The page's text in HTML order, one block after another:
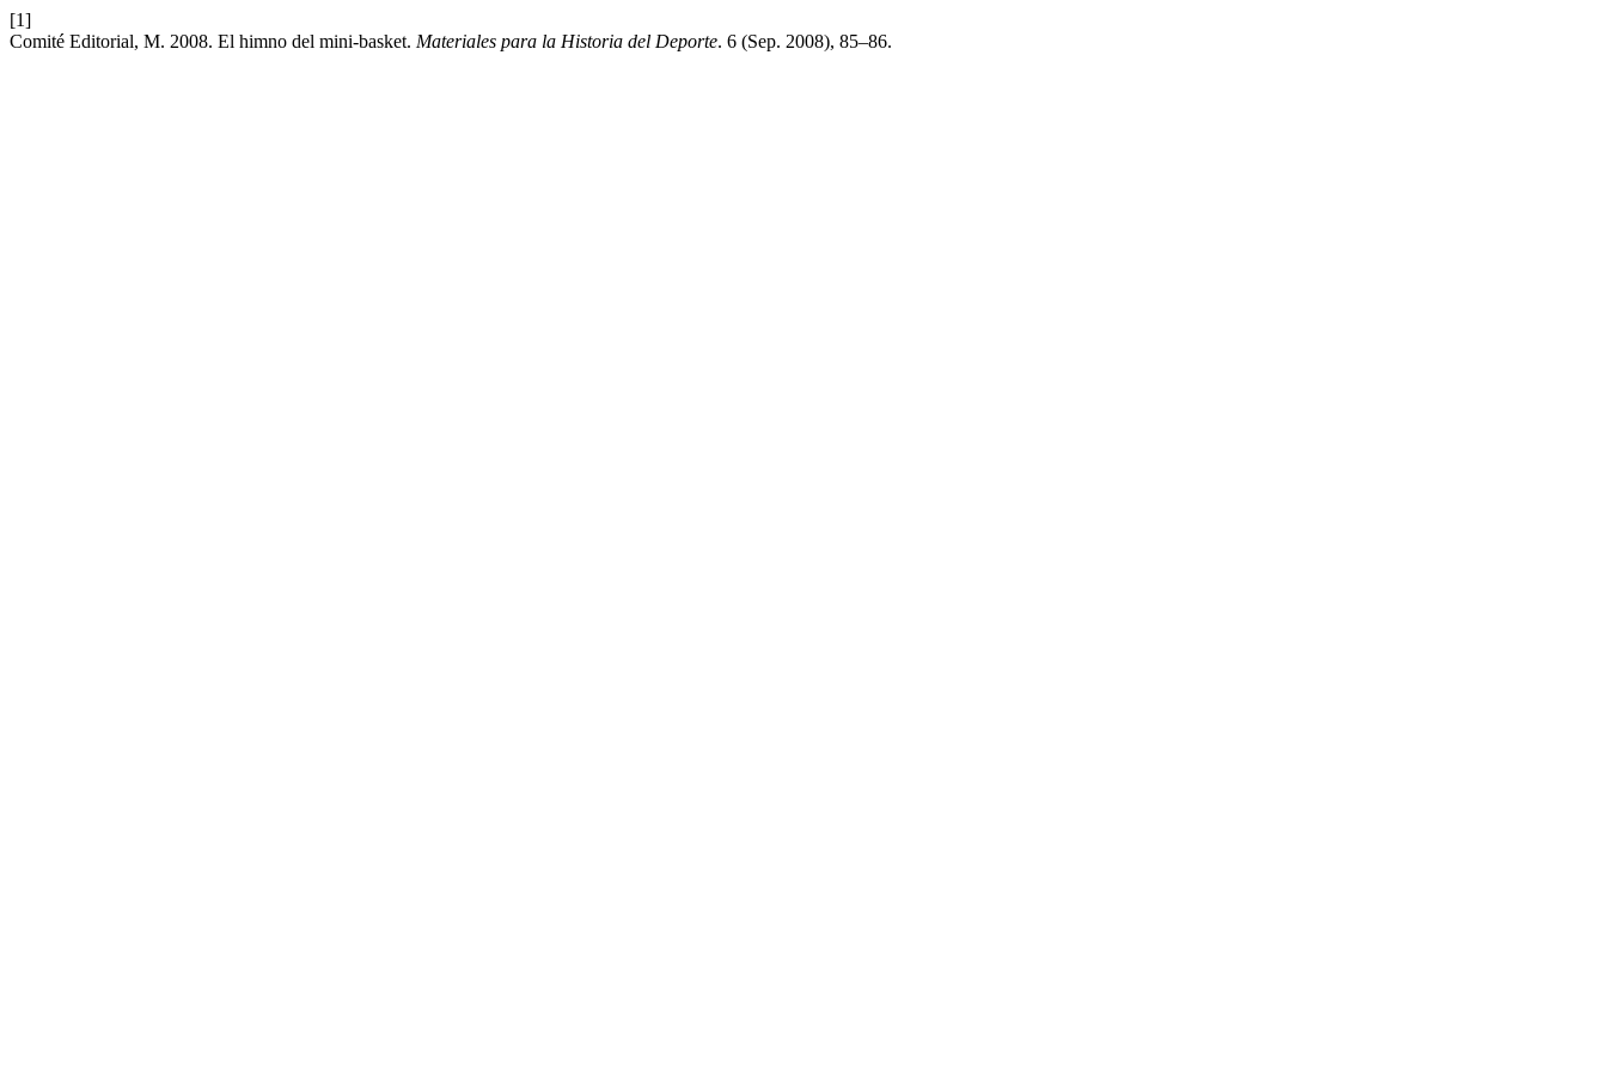
[1]
Comité Editorial, M. 2008. El himno del mini-basket. Materiales para la Historia del Deporte. 6 (Sep. 2008), 85–86.